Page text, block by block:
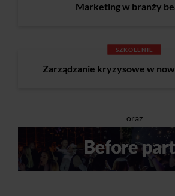
Marketing w branży
SZKOLENIE
Zarządzanie kryzysowe w
oraz